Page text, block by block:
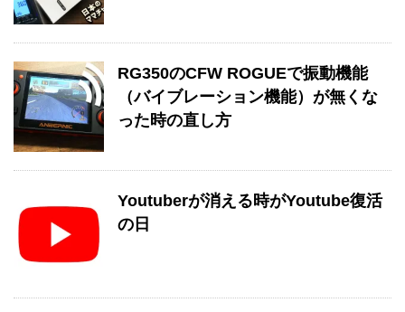
RG350のCFW ROGUEで振動機能
（バイブレーション機能）が無くな
った時の直し方
Youtuberが消える時がYoutube復活
の日